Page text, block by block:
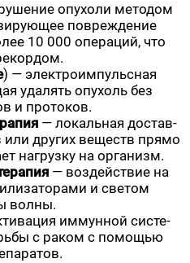
опу­хо­ли мето­дом
повре­жде­ние
10 000 опе­ра­ций, что
) — элек­тро­им­пульс­ная
уда­лять опу­холь без
и протоков.
— локаль­ная достав­
дру­гих веществ пря­мо
нагруз­ку на организм.
— воз­дей­ствие на
и све­том
волны.
иммун­ной систе­
с раком с помо­щью